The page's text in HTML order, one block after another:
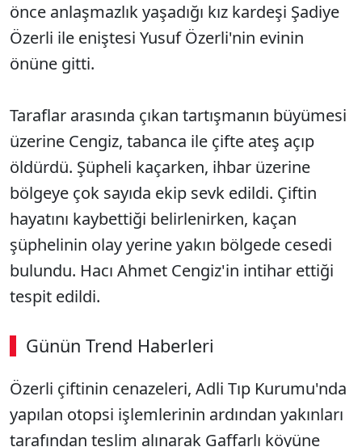
önce anlaşmazlık yaşadığı kız kardeşi Şadiye
Özerli ile eniştesi Yusuf Özerli'nin evinin
önüne gitti.
Taraflar arasında çıkan tartışmanın büyümesi
üzerine Cengiz, tabanca ile çifte ateş açıp
öldürdü. Şüpheli kaçarken, ihbar üzerine
bölgeye çok sayıda ekip sevk edildi. Çiftin
hayatını kaybettiği belirlenirken, kaçan
şüphelinin olay yerine yakın bölgede cesedi
bulundu. Hacı Ahmet Cengiz'in intihar ettiği
tespit edildi.
Günün Trend Haberleri
SÖZCÜ SON DAKİKA
Özerli çiftinin cenazeleri, Adli Tıp Kurumu'nda
yapılan otopsi işlemlerinin ardından yakınları
tarafından teslim alınarak Gaffarlı köyüne